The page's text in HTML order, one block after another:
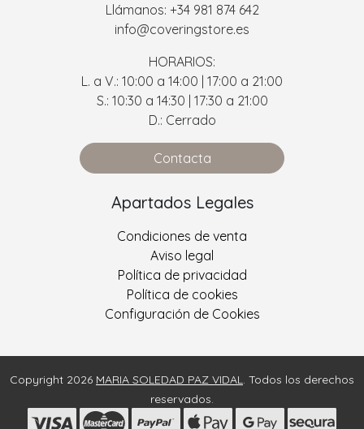
Llámanos: +34 981 874 642
info@coveringstore.es
HORARIOS:
L. a V.: 10:00 a 14:00 | 17:00 a 21:00
S.: 10:30 a 14:30 | 17:30 a 21:00
D.: Cerrado
Contacta
Apartados Legales
Condiciones de venta
Aviso legal
Política de privacidad
Política de cookies
Configuración de Cookies
Copyright 2026 MARIA SOLEDAD PAZ VIDAL
. Todos los derechos
reservados.